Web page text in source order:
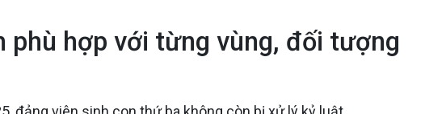
phù hợp với từng vùng, đối tượng